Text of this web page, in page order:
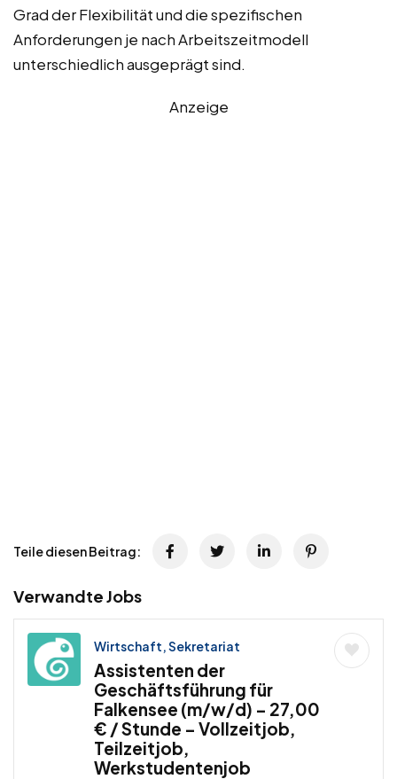
Grad der Flexibilität und die spezifischen
Anforderungen je nach Arbeitszeitmodell
unterschiedlich ausgeprägt sind.
Anzeige
Teile diesen Beitrag:
Verwandte Jobs
Wirtschaft, Sekretariat
Assistenten der
Geschäftsführung für
Falkensee (m/w/d) – 27,00
€ / Stunde – Vollzeitjob,
Teilzeitjob,
Werkstudentenjob